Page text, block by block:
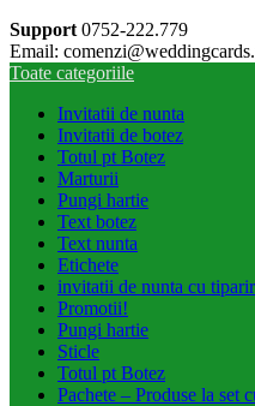
Support 0752-222.779
Email:
Toate categoriile
Invitatii de nunta
Invitatii de botez
Totul pt Botez
Marturii
Pungi hartie
Text botez
Text nunta
Etichete
invitatii de nunta cu
Promotii!
Pungi hartie
Sticle
Totul pt Botez
Pachete – Produse la set